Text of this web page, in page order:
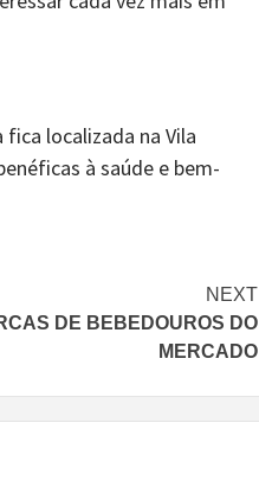
localizada na Vila
à saúde e bem-
NEXT
DE BEBEDOUROS DO
MERCADO